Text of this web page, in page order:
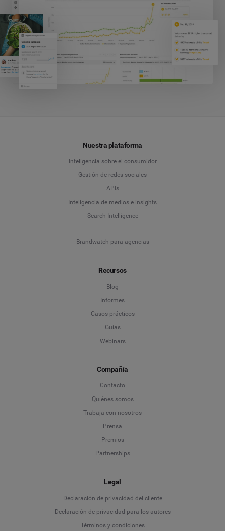
Nuestra plataforma
Inteligencia sobre el consumidor
Gestión de redes sociales
APIs
Inteligencia de medios e insights
Search Intelligence
Brandwatch para agencias
Recursos
Blog
Informes
Casos prácticos
Guías
Webinars
Compañía
Contacto
Quiénes somos
Trabaja con nosotros
Prensa
Premios
Partnerships
Legal
Declaración de privacidad del cliente
Declaración de privacidad para los autores
Términos y condiciones